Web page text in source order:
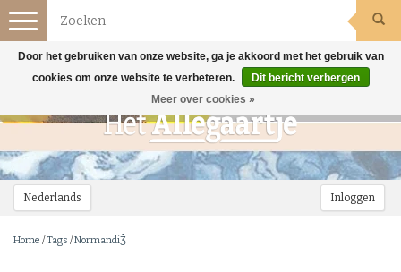
Nederlands Inloggen
Toggle
navigation
Home /Tags /NormandiǮ
Door het gebruiken van onze website, ga je akkoord met het gebruik van
cookies om onze website te verbeteren.
Dit bericht verbergen
Meer over cookies »